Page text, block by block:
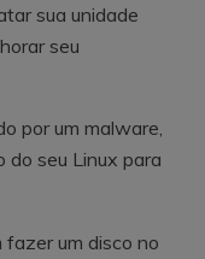
sua unidade
seu
por um malware,
do seu Linux para
fazer um disco no